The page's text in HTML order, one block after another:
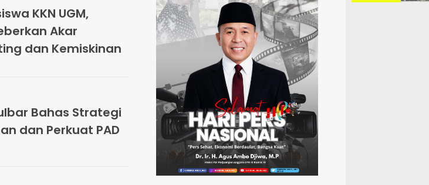
KKN UGM,
Akar
dan Kemiskinan
Bahas Strategi
dan Perkuat PAD